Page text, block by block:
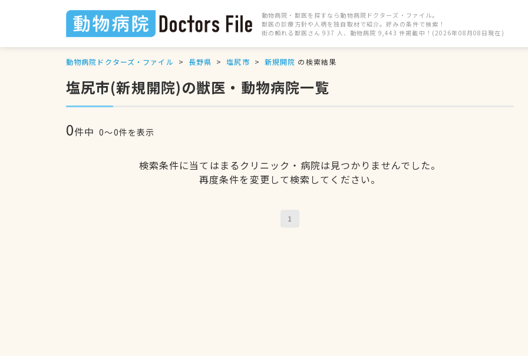
動物病院・獣医を探すなら動物病院ドクターズ・ファイル。
獣医の診療方針や人柄を独自取材で紹介。好みの条件で検索！
街の頼れる獣医さん 937 人、動物病院 9,443 件掲載中！(2026年08月08日現在)
動物病院ドクターズ・ファイル 長野県 塩尻市 新規開院 の検索結果
塩尻市(新規開院)の獣医・動物病院一覧
0件中 0〜0件を表示
検索条件に当てはまるクリニック・病院は見つかりませんでした。
再度条件を変更して検索してください。
1